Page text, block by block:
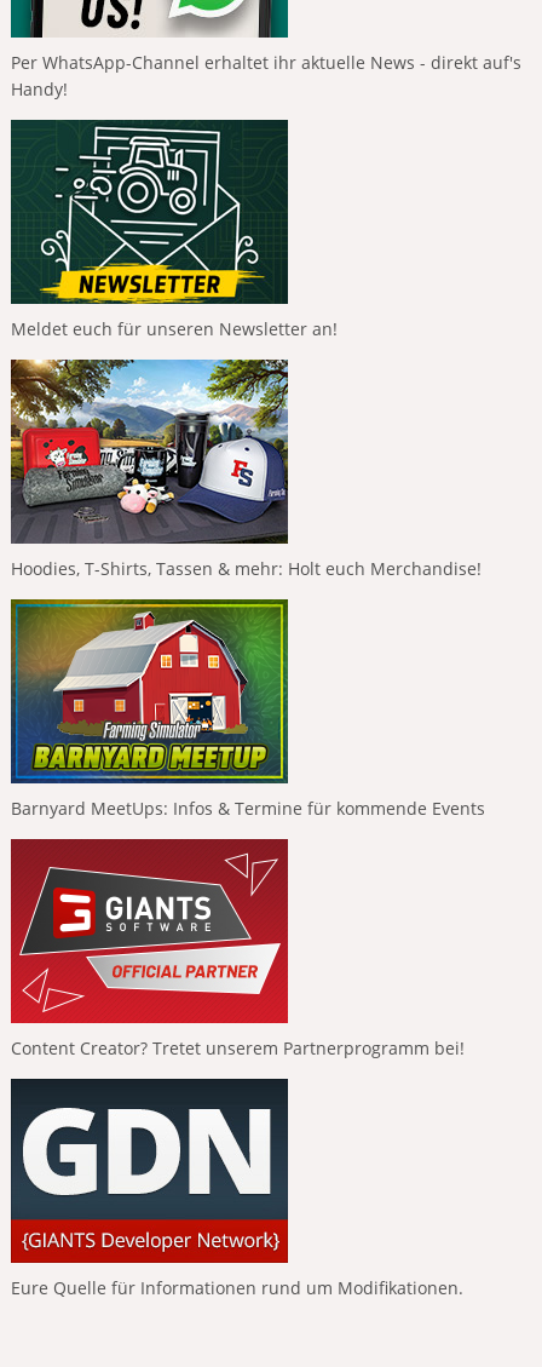
Per WhatsApp-Channel erhaltet ihr aktuelle News - direkt auf's
Handy!
Meldet euch für unseren Newsletter an!
Hoodies, T-Shirts, Tassen & mehr: Holt euch Merchandise!
Barnyard MeetUps: Infos & Termine für kommende Events
Content Creator? Tretet unserem Partnerprogramm bei!
Eure Quelle für Informationen rund um Modifikationen.